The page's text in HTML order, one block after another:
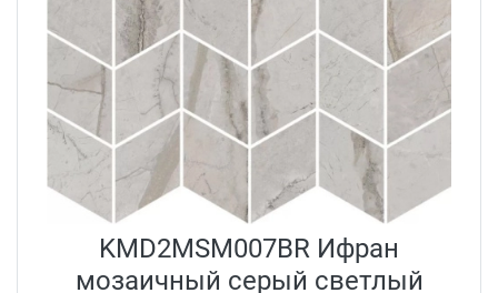
KMD2MSM007BR Ифран
мозаичный серый светлый